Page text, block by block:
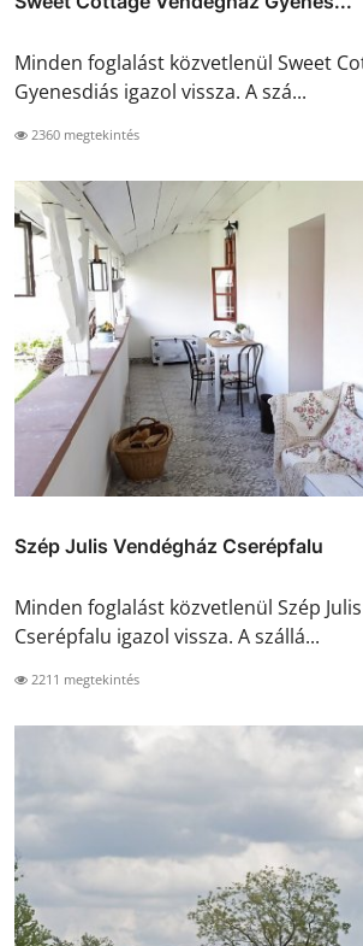
Minden foglalást közvetlenül Sweet
Gyenesdiás igazol vissza. A szá...
2360 megtekintés
Szép Julis Vendégház Cserépfalu
Minden foglalást közvetlenül Szép
Cserépfalu igazol vissza. A szállá...
2211 megtekintés